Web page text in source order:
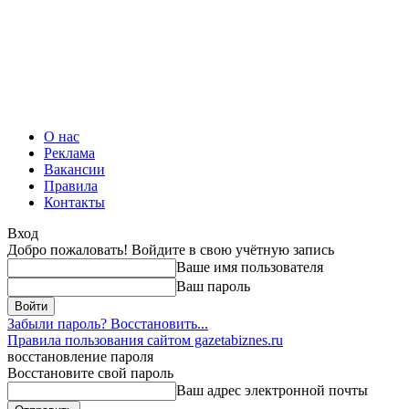
О нас
Реклама
Вакансии
Правила
Контакты
Вход
Добро пожаловать! Войдите в свою учётную запись
Ваше имя пользователя
Ваш пароль
Забыли пароль? Восстановить...
Правила пользования сайтом gazetabiznes.ru
восстановление пароля
Восстановите свой пароль
Ваш адрес электронной почты